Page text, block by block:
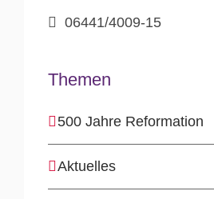
06441/4009-15
Themen
500 Jahre Reformation
Aktuelles